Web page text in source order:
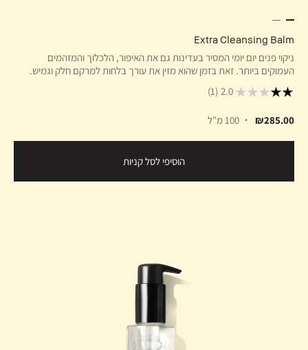
Extra Cleansing Balm
ניקוי פנים יום יומי המסיר בעדינות גם את האיפור, הלכלוך והמזהמים
העמוקים ביותר. זאת בזמן שהוא מזין את עורך בלחות למרקם חלק וגמיש.
2.0
(1)
₪285.00 100 מ"ל
הוסיפי לסל קניות